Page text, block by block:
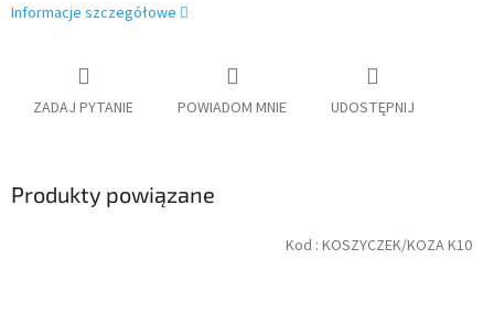
Informacje szczegółowe
ZADAJ PYTANIE POWIADOM MNIE UDOSTĘPNIJ
Produkty powiązane
Kod : KOSZYCZEK/KOZA K10